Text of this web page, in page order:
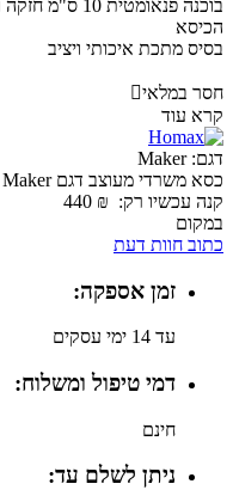
בוכנה
הכיסא
בסיס מתכת איכותי ויציב
חסר במלאי
קרא עוד
דגם: Maker
כסא משרדי מעוצב דגם Maker מבית Homax
קנה עכשיו רק:
440 ₪
במקום
כתוב חוות דעת
זמן אספקה:
עד 14 ימי עסקים
דמי טיפול ומשלוח:
חינם
ניתן לשלם עד: